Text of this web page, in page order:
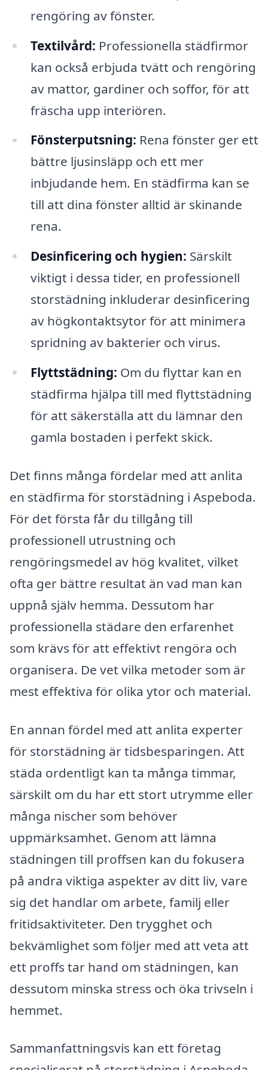
rengöring av fönster.
Textilvård: Professionella städfirmor
kan också erbjuda tvätt och rengöring
av mattor, gardiner och soffor, för att
fräscha upp interiören.
Fönsterputsning: Rena fönster ger ett
bättre ljusinsläpp och ett mer
inbjudande hem. En städfirma kan se
till att dina fönster alltid är skinande
rena.
Desinficering och hygien: Särskilt
viktigt i dessa tider, en professionell
storstädning inkluderar desinficering
av högkontaktsytor för att minimera
spridning av bakterier och virus.
Flyttstädning: Om du flyttar kan en
städfirma hjälpa till med flyttstädning
för att säkerställa att du lämnar den
gamla bostaden i perfekt skick.
Det finns många fördelar med att anlita
en städfirma för storstädning i Aspeboda.
För det första får du tillgång till
professionell utrustning och
rengöringsmedel av hög kvalitet, vilket
ofta ger bättre resultat än vad man kan
uppnå själv hemma. Dessutom har
professionella städare den erfarenhet
som krävs för att effektivt rengöra och
organisera. De vet vilka metoder som är
mest effektiva för olika ytor och material.
En annan fördel med att anlita experter
för storstädning är tidsbesparingen. Att
städa ordentligt kan ta många timmar,
särskilt om du har ett stort utrymme eller
många nischer som behöver
uppmärksamhet. Genom att lämna
städningen till proffsen kan du fokusera
på andra viktiga aspekter av ditt liv, vare
sig det handlar om arbete, familj eller
fritidsaktiviteter. Den trygghet och
bekvämlighet som följer med att veta att
ett proffs tar hand om städningen, kan
dessutom minska stress och öka trivseln i
hemmet.
Sammanfattningsvis kan ett företag